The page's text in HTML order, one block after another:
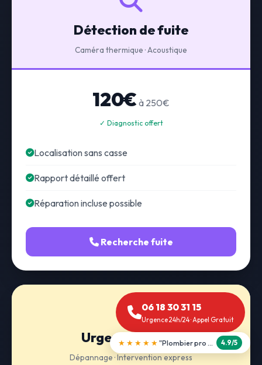
Détection de fuite
Caméra thermique · Acoustique
120€ à 250€
✓ Diagnostic offert
Localisation sans casse
Rapport détaillé offert
Réparation incluse possible
Recherche fuite
Urgence 24h/24
Dépannage · Intervention express
06 18 30 31 15
Urgence 24h/24 · Appel Gratuit
★★★★★ "Débouchage WC en 30 min" 5.0/5